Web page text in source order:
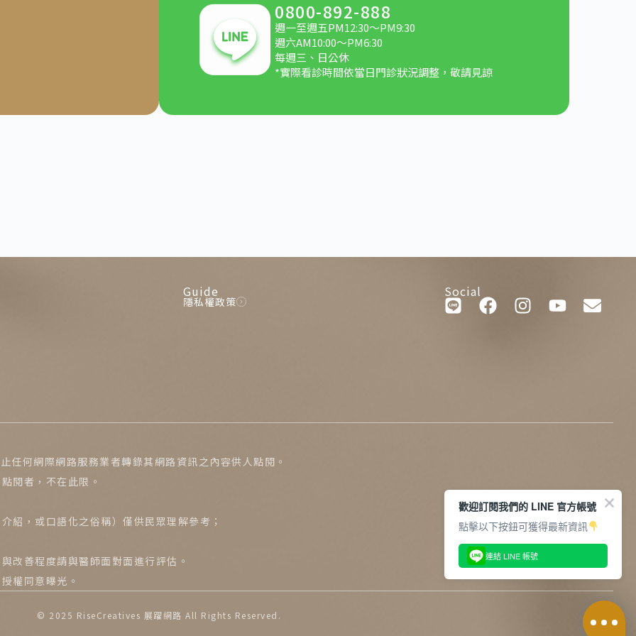
0800-892-888
週一至週五PM12:30～PM9:30
週六AM10:00～PM6:30
每週三、日公休
*實際看診時間依當日門診狀況調整，敬請見諒
Guide
隱私權政策
Social
何網際網路服務業者轉錄其網路資訊之內容供人點閱。
閱者，不在此限。
紹，或口語化之俗稱）僅供民眾理解參考；
改善程度請與醫師面對面進行評估。
權同意曝光。
© 2025 RiseCreatives 展躍網路 All Rights Reserved.
歡迎訂閱我們的 LINE 官方帳號
點擊以下按鈕可獲得最新資訊
連結 LINE 帳號